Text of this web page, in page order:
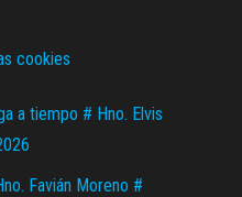
cookies
a tiempo # Hno. Elvis
Favián Moreno #